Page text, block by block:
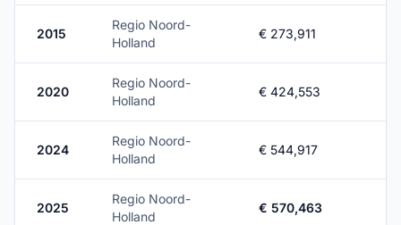
2015
Regio Noord-
Holland
€ 273,911
2020
Regio Noord-
Holland
€ 424,553
2024
Regio Noord-
Holland
€ 544,917
2025
Regio Noord-
Holland
€ 570,463